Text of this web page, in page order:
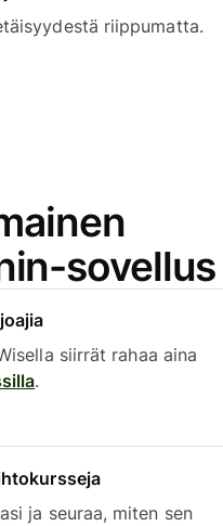
riippumatta.
sovellus
siirrät rahaa aina
.
ja seuraa, miten sen